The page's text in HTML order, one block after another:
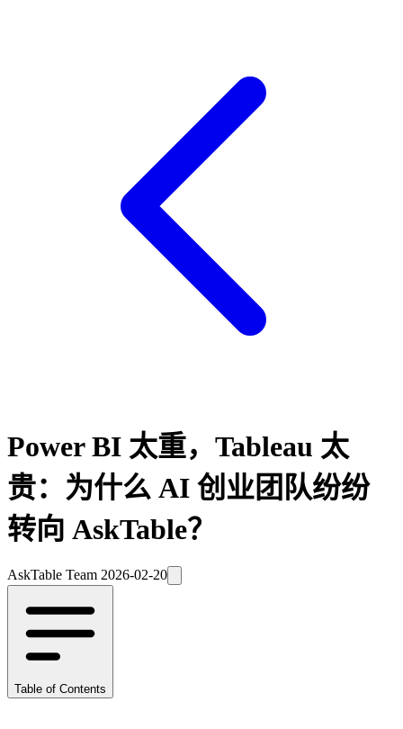
Power BI 太重，Tableau 太
贵：为什么 AI 创业团队纷纷
转向 AskTable？
AskTable Team 2026-02-20
Table of Contents